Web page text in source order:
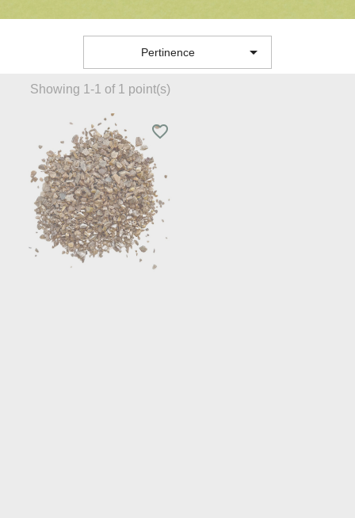
Pertinence 
Showing 1-1 of 1 point(s)
favorite_border